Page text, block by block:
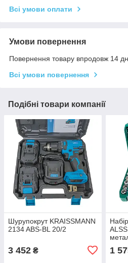
Всі умови оплати
Умови повернення
Повернення товару впродовж 14
Всі умови повернення
Подібні товари компанії
Шурупокрут KRAISSMANN
2134 ABS-BL 20/2
3 452 ₴ 1